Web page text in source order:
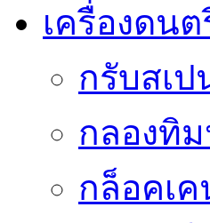
เครื่องดน
กรับสเป
กลองทิ
กล็อคเ